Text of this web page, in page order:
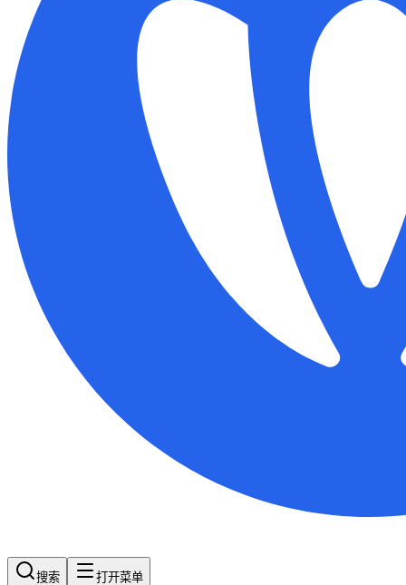
搜索​​​​ 打开菜单